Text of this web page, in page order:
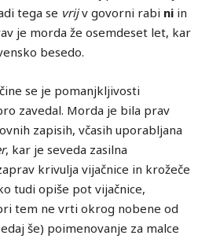
tega se vrijv govorni rabi ni in
je morda že osemdeset let, kar
besedo.
se je pomanjkljivosti
zavedal. Morda je bila prav
zapisih, včasih uporabljana
, kar je seveda zasilna
krivulja vijačnice in krožeče
tudi opiše pot vijačnice,
tem ne vrti okrog nobene od
še) poimenovanje za malce